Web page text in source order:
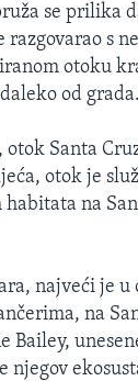
se prilika
s
otoku
od grada.
otok Santa
otok je
na
najveći je u
na
Bailey,